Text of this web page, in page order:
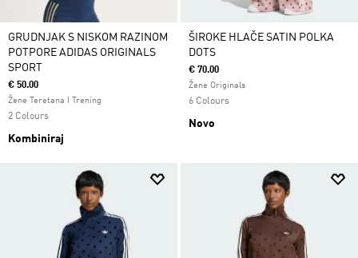
GRUDNJAK S NISKOM RAZINOM
POTPORE ADIDAS ORIGINALS
SPORT
€ 50.00
Žene Teretana I Trening
2 Colours
Kombiniraj
ŠIROKE HLAČE SATIN POLKA
DOTS
€ 70.00
Žene Originals
6 Colours
Novo